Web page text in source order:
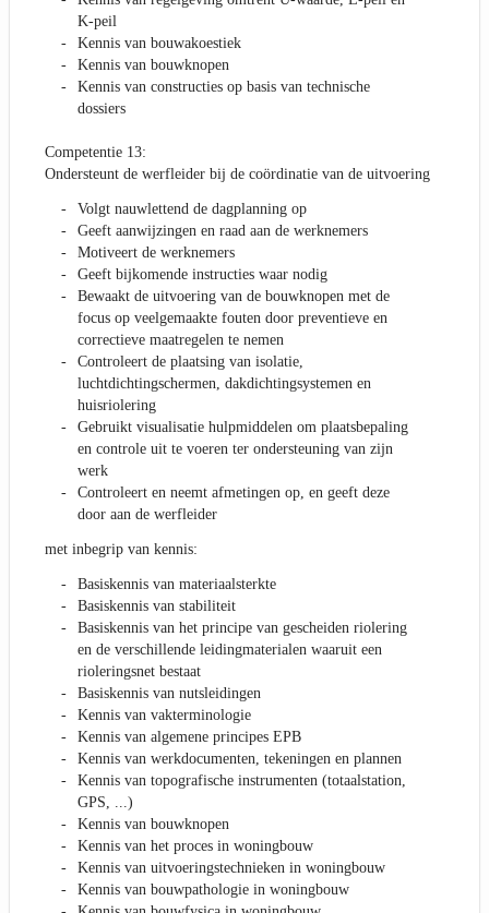
K-peil
Kennis van bouwakoestiek
Kennis van bouwknopen
Kennis van constructies op basis van technische
dossiers
Competentie 13:
Ondersteunt de werfleider bij de coördinatie van de uitvoering
Volgt nauwlettend de dagplanning op
Geeft aanwijzingen en raad aan de werknemers
Motiveert de werknemers
Geeft bijkomende instructies waar nodig
Bewaakt de uitvoering van de bouwknopen met de
focus op veelgemaakte fouten door preventieve en
correctieve maatregelen te nemen
Controleert de plaatsing van isolatie,
luchtdichtingschermen, dakdichtingsystemen en
huisriolering
Gebruikt visualisatie hulpmiddelen om plaatsbepaling
en controle uit te voeren ter ondersteuning van zijn
werk
Controleert en neemt afmetingen op, en geeft deze
door aan de werfleider
met inbegrip van kennis:
Basiskennis van materiaalsterkte
Basiskennis van stabiliteit
Basiskennis van het principe van gescheiden riolering
en de verschillende leidingmaterialen waaruit een
rioleringsnet bestaat
Basiskennis van nutsleidingen
Kennis van vakterminologie
Kennis van algemene principes EPB
Kennis van werkdocumenten, tekeningen en plannen
Kennis van topografische instrumenten (totaalstation,
GPS, ...)
Kennis van bouwknopen
Kennis van het proces in woningbouw
Kennis van uitvoeringstechnieken in woningbouw
Kennis van bouwpathologie in woningbouw